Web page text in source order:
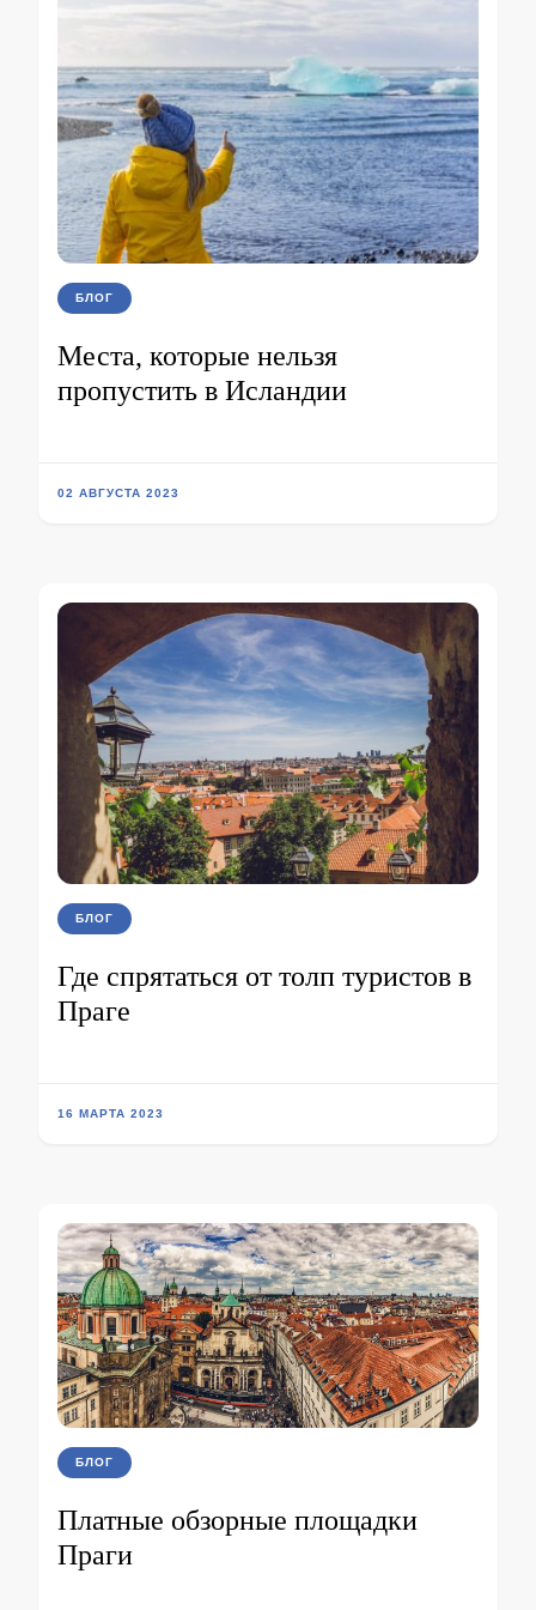
БЛОГ
Места, которые нельзя
пропустить в Исландии
02 АВГУСТА 2023
БЛОГ
Где спрятаться от толп туристов в
Праге
16 МАРТА 2023
БЛОГ
Платные обзорные площадки
Праги